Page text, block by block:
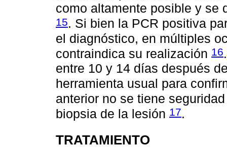
como altamente posible y se
15. Si bien la PCR positiva
el diagnóstico, en múltiples
contraindica su realización 16
entre 10 y 14 días después
herramienta usual para
anterior no se tiene
biopsia de la lesión 17.
TRATAMIENTO